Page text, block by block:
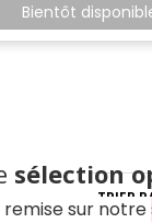
Bientôt
sélection
sur notre
TRIER